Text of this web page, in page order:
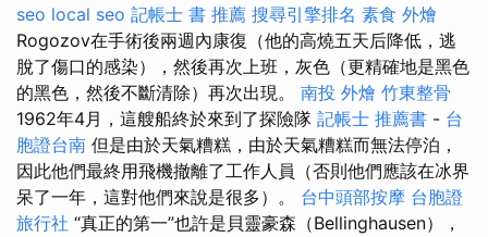
seo local seo 記帳士 書 推薦 搜尋引擎排名 素食 外燴
Rogozov在手術後兩週內康復（他的高燒五天后降低，逃
脫了傷口的感染），然後再次上班，灰色（更精確地是黑色
的黑色，然後不斷清除）再次出現。 南投 外燴 竹東整骨
1962年4月，這艘船終於來到了探險隊 記帳士 推薦書 - 台
胞證台南 但是由於天氣糟糕，由於天氣糟糕而無法停泊，
因此他們最終用飛機撤離了工作人員（否則他們應該在冰界
呆了一年，這對他們來說是很多）。 台中頭部按摩 台胞證
旅行社 “真正的第一”也許是貝靈豪森（Bellinghausen），